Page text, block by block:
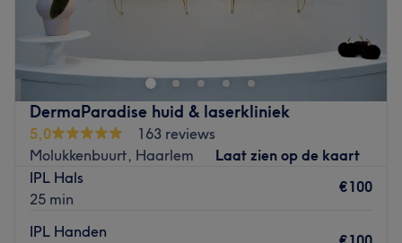
DermaParadise huid & laserkliniek
5,0
163 reviews
Molukkenbuurt, Haarlem
Laat zien op de kaart
IPL Hals
25 min
€100
IPL Handen